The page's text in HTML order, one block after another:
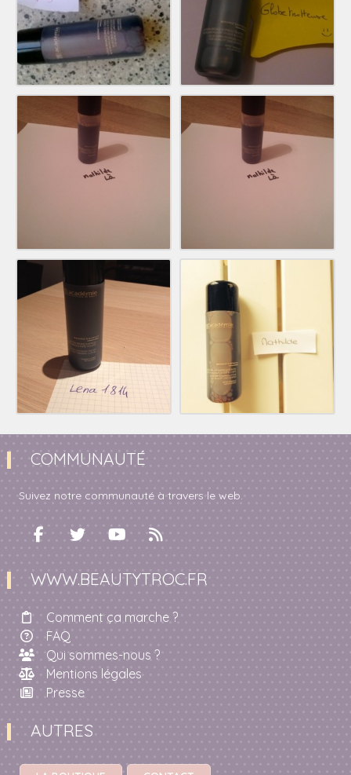
COMMUNAUTÉ
Suivez notre communauté à travers le web.
WWW.BEAUTYTROC.FR
Comment ça marche ?
FAQ
Qui sommes-nous ?
Mentions légales
Presse
AUTRES